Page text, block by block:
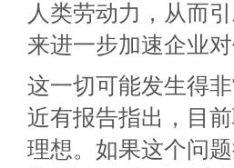
人类劳动力，从而
来进一步加速企业
这一切可能发生得
近有报告指出，目
理想。如果这个问